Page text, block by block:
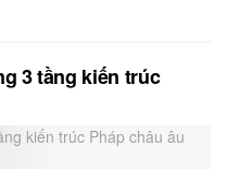
3 tầng kiến trúc